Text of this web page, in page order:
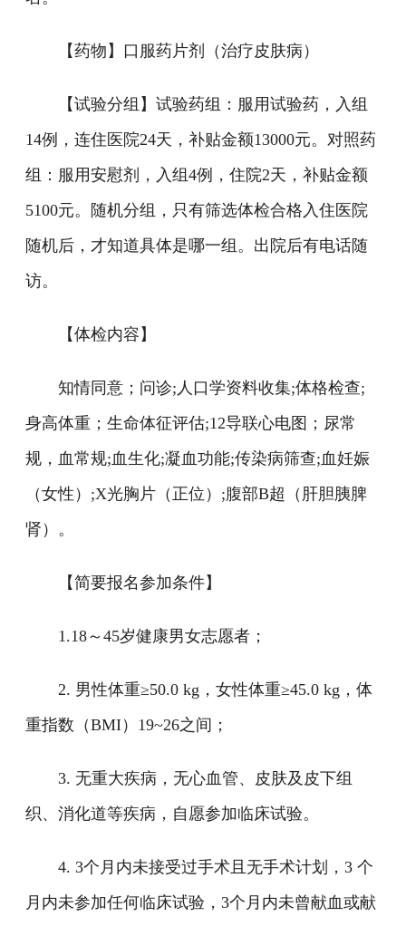
【药物】口服药片剂（治疗皮肤病）
【试验分组】试验药组：服用试验药，入组
14例，连住医院24天，补贴金额13000元。对照药
组：服用安慰剂，入组4例，住院2天，补贴金额
5100元。随机分组，只有筛选体检合格入住医院
随机后，才知道具体是哪一组。出院后有电话随
访。
【体检内容】
知情同意；问诊;人口学资料收集;体格检查;
身高体重；生命体征评估;12导联心电图；尿常
规，血常规;血生化;凝血功能;传染病筛查;血妊娠
（女性）;X光胸片（正位）;腹部B超（肝胆胰脾
肾）。
【简要报名参加条件】
1.18～45岁健康男女志愿者；
2. 男性体重≥50.0 kg，女性体重≥45.0 kg，体
重指数（BMI）19~26之间；
3. 无重大疾病，无心血管、皮肤及皮下组
织、消化道等疾病，自愿参加临床试验。
4. 3个月内未接受过手术且无手术计划，3 个
月内未参加任何临床试验，3个月内未曾献血或献